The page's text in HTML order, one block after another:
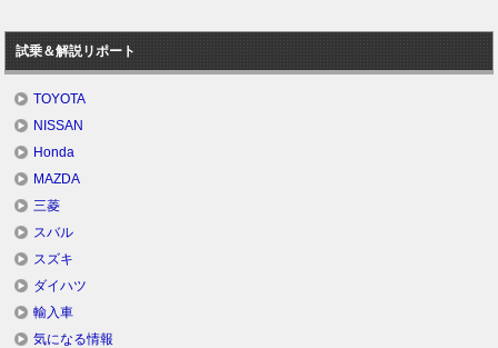
試乗＆解説リポート
TOYOTA
NISSAN
Honda
MAZDA
三菱
スバル
スズキ
ダイハツ
輸入車
気になる情報